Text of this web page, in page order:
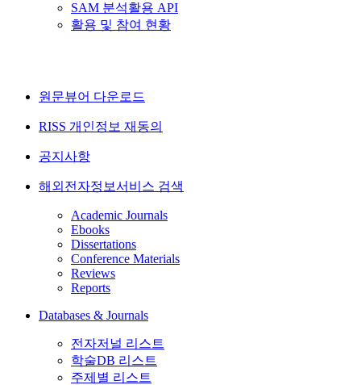
SAM 분석활용 API
활용 및 참여 현황
원문뷰어 다운로드
RISS 개인정보 재동의
공지사항
해외전자정보서비스 검색
Academic Journals
Ebooks
Dissertations
Conference Materials
Reviews
Reports
Databases & Journals
전자저널 리스트
학술DB 리스트
주제별 리스트